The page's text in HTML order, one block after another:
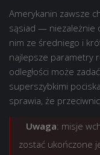
4 000 000
25×Misje
15×
bitwie na 1
bitwie na 1
15×+50%
Styl 2D:
10 000
6 000 000
35× Misje
25×
bitwie na 1
25×
bitwie na 1
Amerykanin zawsze
sąsiad — niezależnie
nim ze średniego i
najlepsze parametry
odległości może
superszybkimi
sprawia, że
Uwaga: misje
zostać ukończone